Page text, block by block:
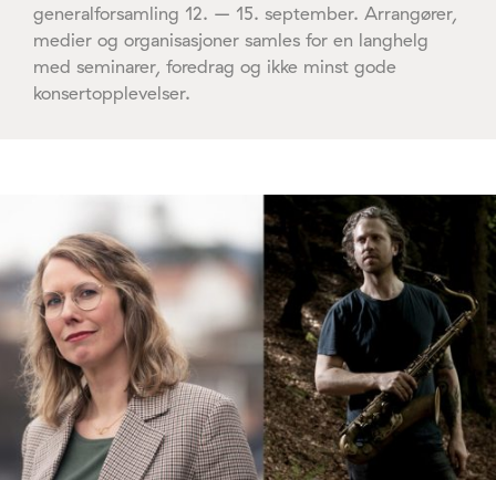
generalforsamling 12. – 15. september. Arrangører,
medier og organisasjoner samles for en langhelg
med seminarer, foredrag og ikke minst gode
konsertopplevelser.